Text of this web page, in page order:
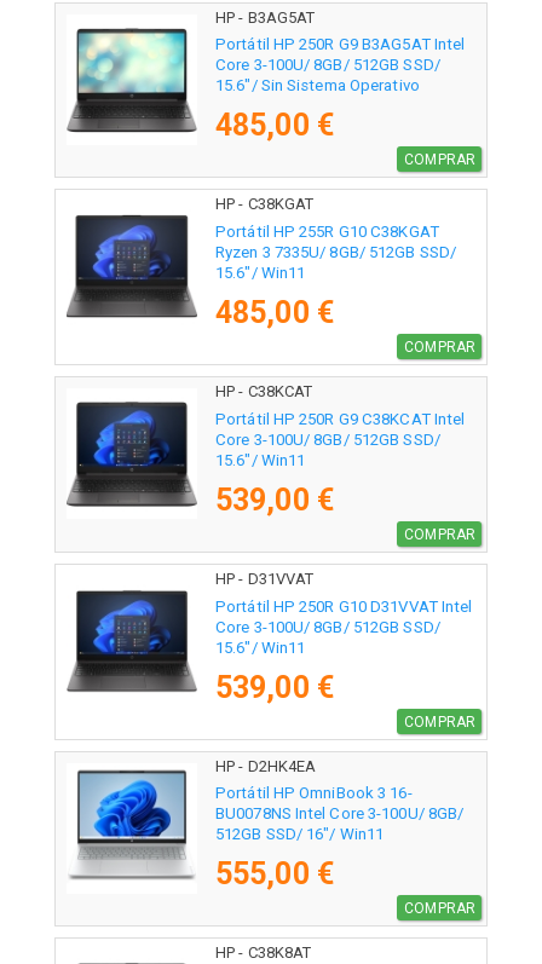
HP - B3AG5AT
Portátil HP 250R G9 B3AG5AT Intel
Core 3-100U/ 8GB/ 512GB SSD/
15.6"/ Sin Sistema Operativo
485,00 €
COMPRAR
HP - C38KGAT
Portátil HP 255R G10 C38KGAT
Ryzen 3 7335U/ 8GB/ 512GB SSD/
15.6"/ Win11
485,00 €
COMPRAR
HP - C38KCAT
Portátil HP 250R G9 C38KCAT Intel
Core 3-100U/ 8GB/ 512GB SSD/
15.6"/ Win11
539,00 €
COMPRAR
HP - D31VVAT
Portátil HP 250R G10 D31VVAT Intel
Core 3-100U/ 8GB/ 512GB SSD/
15.6"/ Win11
539,00 €
COMPRAR
HP - D2HK4EA
Portátil HP OmniBook 3 16-
BU0078NS Intel Core 3-100U/ 8GB/
512GB SSD/ 16"/ Win11
555,00 €
COMPRAR
HP - C38K8AT